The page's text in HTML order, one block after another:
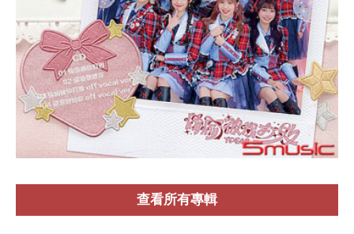
查看所有專輯